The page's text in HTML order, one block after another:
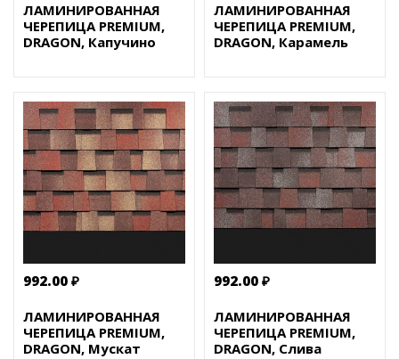
ЛАМИНИРОВАННАЯ
ЧЕРЕПИЦА PREMIUM,
DRAGON, Капучино
ЛАМИНИРОВАННАЯ
ЧЕРЕПИЦА PREMIUM,
DRAGON, Карамель
992.00 ₽
ЛАМИНИРОВАННАЯ
ЧЕРЕПИЦА PREMIUM,
DRAGON, Мускат
992.00 ₽
ЛАМИНИРОВАННАЯ
ЧЕРЕПИЦА PREMIUM,
DRAGON, Слива